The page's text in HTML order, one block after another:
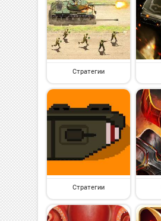
Стратегии
Стратегии